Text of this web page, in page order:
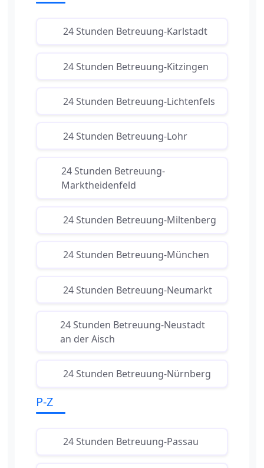
24 Stunden Betreuung-Karlstadt
24 Stunden Betreuung-Kitzingen
24 Stunden Betreuung-Lichtenfels
24 Stunden Betreuung-Lohr
24 Stunden Betreuung-
Marktheidenfeld
24 Stunden Betreuung-Miltenberg
24 Stunden Betreuung-München
24 Stunden Betreuung-Neumarkt
24 Stunden Betreuung-Neustadt
an der Aisch
24 Stunden Betreuung-Nürnberg
P-Z
24 Stunden Betreuung-Passau